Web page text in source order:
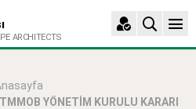
ARCHITECTS
YÖNETİM KURULU KARARI